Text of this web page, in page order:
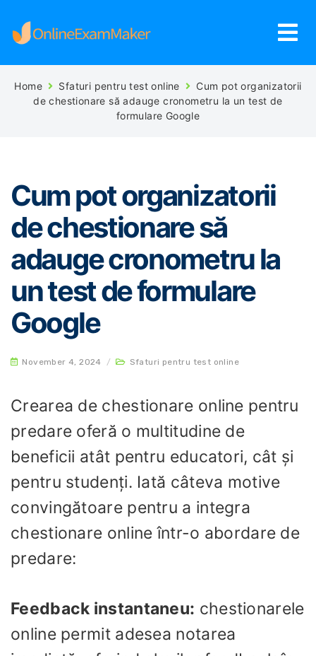
Home Sfaturi pentru test online
Cum pot organizatorii
de chestionare să adauge cronometru la un test de
formulare Google
Cum pot organizatorii
de chestionare să
adauge cronometru la
un test de formulare
Google
November 4, 2024 / Sfaturi pentru test online
Crearea de chestionare online pentru
predare oferă o multitudine de
beneficii atât pentru educatori, cât și
pentru studenți. Iată câteva motive
convingătoare pentru a integra
chestionare online într-o abordare de
predare:
Feedback instantaneu: chestionarele
online permit adesea notarea